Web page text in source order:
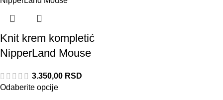
Knit krem kompletić
NipperLand Mouse
3.350,00 RSD
Odaberite opcije